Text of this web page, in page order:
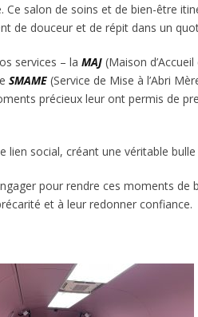
salon de soins et de bien-être
de douceur et de répit dans un
services – la MAJ (Maison
SMAME (Service de Mise à l’Abri
précieux leur ont permis de
social, créant une véritable
pour rendre ces moments de
et à leur redonner confiance.